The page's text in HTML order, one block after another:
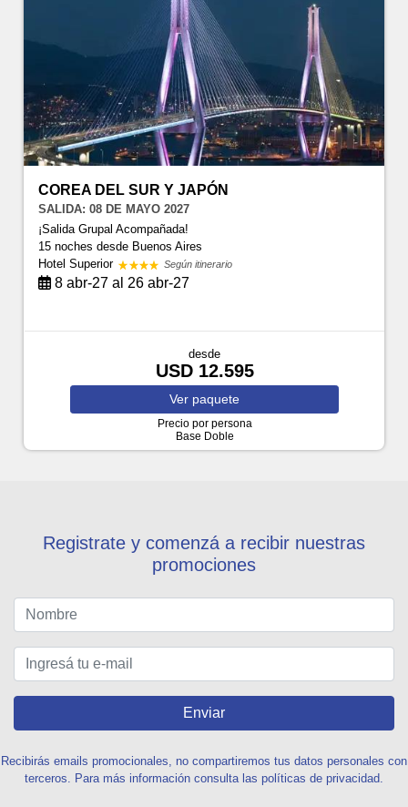
COREA DEL SUR Y JAPÓN
SALIDA: 08 DE MAYO 2027
¡Salida Grupal Acompañada!
15 nochesdesde Buenos Aires
Hotel Superior
Según itinerario
8 abr-27 al 26 abr-27
desde
USD 12.595
Ver paquete
Precio por persona
Base Doble
Registrate y comenzá a recibir nuestras
promociones
Enviar
Recibirás emails promocionales, no compartiremos tus datos personales con
terceros. Para más información consulta las políticas de privacidad.